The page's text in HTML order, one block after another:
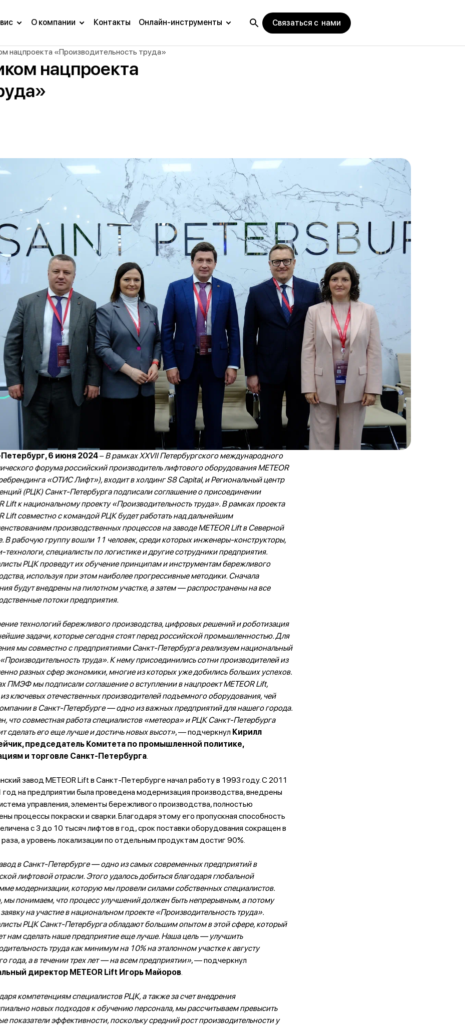
О компании Контакты Онлайн-инструменты Связаться с нами
нацпроекта «Производительность труда»
нацпроекта
6 июня 2024– В рамках XXVII Петербургского международного
форума российский производитель лифтового оборудования METEOR
«ОТИС Лифт»), входит в холдинг S8 Capital, и Региональный центр
(РЦК) Санкт-Петербурга подписали соглашение о присоединении
Lift к национальному проекту «Производительность труда». В рамках проекта
Lift совместно с командой РЦК будет работать над дальнейшим
производственных процессов на заводе METEOR Lift в Северной
В рабочую группу вошли 11 человек, среди которых инженеры-конструкторы,
технологи, специалисты по логистике и другие сотрудники предприятия.
РЦК проведут их обучение принципам и инструментам бережливого
используя при этом наиболее прогрессивные методики. Сначала
будут внедрены на пилотном участке, а затем — распространены на все
потоки предприятия.
технологий бережливого производства, цифровых решений и роботизация
задачи, которые сегодня стоят перед российской промышленностью. Для
мы совместно с предприятиями Санкт-Петербурга реализуем национальный
труда». К нему присоединились сотни производителей из
разных сфер экономики, многие из которых уже добились больших успехов.
ПМЭФ мы подписали соглашение о вступлении в нацпроект METEOR Lift,
ключевых отечественных производителей подъемного оборудования, чей
в Санкт-Петербурге — одно из важных предприятий для нашего города.
что совместная работа специалистов «метеора» и РЦК Санкт-Петербурга
сделать его еще лучше и достичь новых высот», — подчеркнул Кирилл
председатель Комитета по промышленной политике,
и торговле Санкт-Петербурга.
завод METEOR Lift в Санкт-Петербурге начал работу в 1993 году. С 2011
год на предприятии была проведена модернизация производства, внедрены
управления, элементы бережливого производства, полностью
процессы покраски и сварки. Благодаря этому его пропускная способность
с 3 до 10 тысяч лифтов в год, срок поставки оборудования сокращен в
а уровень локализации по отдельным продуктам достиг 90%.
в Санкт-Петербурге — одно из самых современных предприятий в
лифтовой отрасли. Этого удалось добиться благодаря глобальной
модернизации, которую мы провели силами собственных специалистов.
мы понимаем, что процесс улучшений должен быть непрерывным, а потому
на участие в национальном проекте «Производительность труда».
РЦК Санкт-Петербурга обладают большим опытом в этой сфере, который
нам сделать наше предприятие еще лучше. Наша цель — улучшить
труда как минимум на 10% на эталонном участке к августу
года, а в течении трех лет — на всем предприятии», — подчеркнул
директор METEOR Lift Игорь Майоров.
компетенциям специалистов РЦК, а также за счет внедрения
новых подходов к обучению персонала, мы рассчитываем превысить
показатели эффективности, поскольку средний рост производительности у